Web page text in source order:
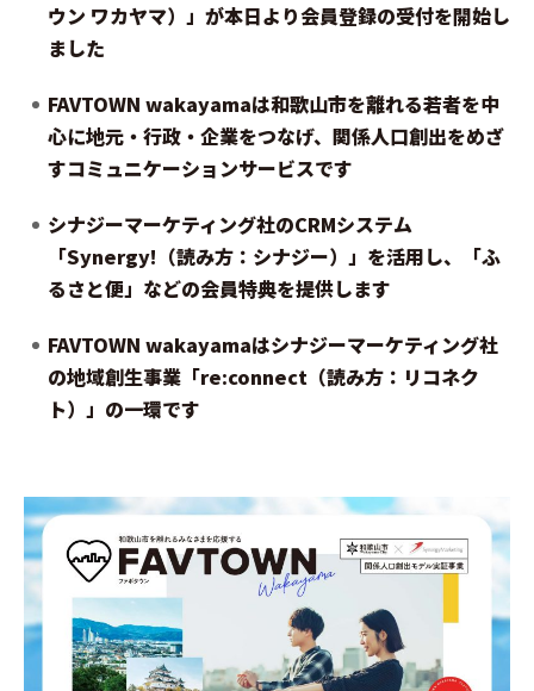
ウン ワカヤマ）」が本日より会員登録の受付を開始し
ました
FAVTOWN wakayamaは和歌山市を離れる若者を中
心に地元・行政・企業をつなげ、関係人口創出をめざ
すコミュニケーションサービスです
シナジーマーケティング社のCRMシステム
「Synergy!（読み方：シナジー）」を活用し、「ふ
るさと便」などの会員特典を提供します
FAVTOWN wakayamaはシナジーマーケティング社
の地域創生事業「re:connect（読み方：リコネク
ト）」の一環です